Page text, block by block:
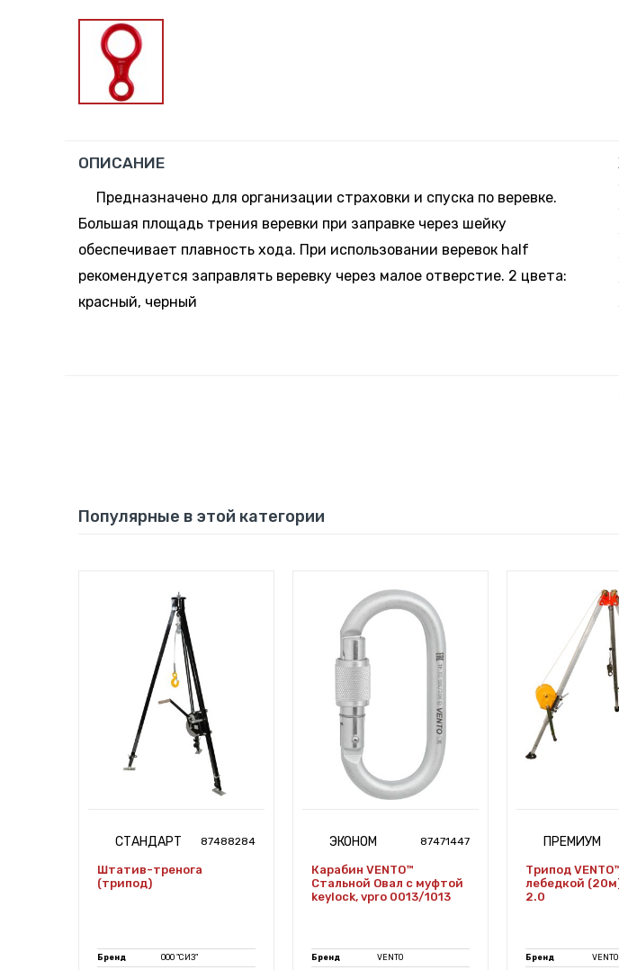
ОПИСАНИЕ
Предназначено для организации страховки и спуска по веревке.
Большая площадь трения веревки при заправке через шейку
обеспечивает плавность хода. При использовании веревок half
рекомендуется заправлять веревку через малое отверстие. 2 цвета:
красный, черный
Популярные в этой категории
СТАНДАРТ 87488284
Штатив-тренога
(трипод)
Бренд
ООО "СИЗ"
ЭКОНОМ 87471447
Карабин VENTO™
Стальной Овал с муфтой
keylock, vpro 0013/1013
Бренд
VENTO
ПРЕМИУМ
Трипод
лебедкой
2.0
Бренд
VENTO